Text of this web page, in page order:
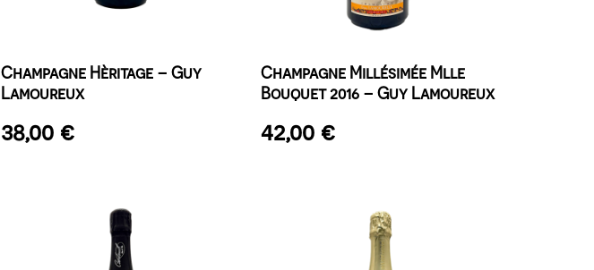
Champagne Hèritage – Guy
Lamoureux
38,00 €
Champagne Millésimée Mlle
Bouquet 2016 – Guy Lamoureux
42,00 €